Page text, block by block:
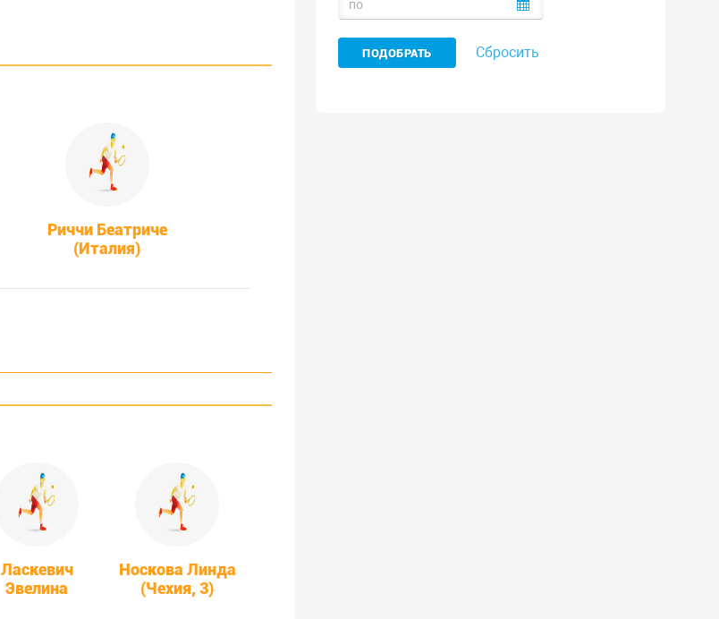
Сбросить
Риччи Беатриче
(Италия)
Ласкевич
Эвелина
Носкова Линда
(Чехия, 3)